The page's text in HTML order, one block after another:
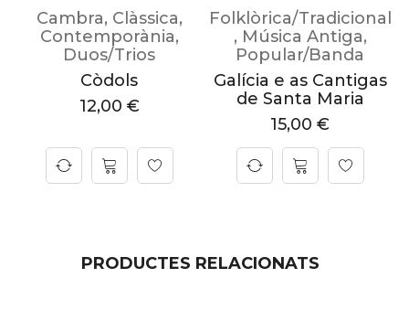
Cambra, Clàssica,
Contemporània,
Duos/Trios
Còdols
12,00 €
Folklòrica/Tradicional
, Música Antiga,
Popular/Banda
Galícia e as Cantigas
de Santa Maria
15,00 €
PRODUCTES RELACIONATS